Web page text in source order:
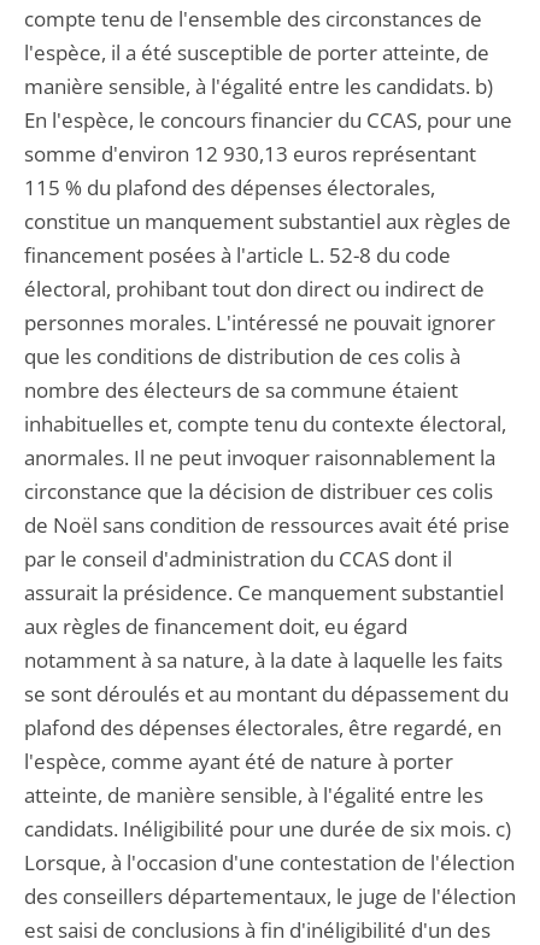
compte tenu de l'ensemble des circonstances de
l'espèce, il a été susceptible de porter atteinte, de
manière sensible, à l'égalité entre les candidats. b)
En l'espèce, le concours financier du CCAS, pour une
somme d'environ 12 930,13 euros représentant
115 % du plafond des dépenses électorales,
constitue un manquement substantiel aux règles de
financement posées à l'article L. 52-8 du code
électoral, prohibant tout don direct ou indirect de
personnes morales. L'intéressé ne pouvait ignorer
que les conditions de distribution de ces colis à
nombre des électeurs de sa commune étaient
inhabituelles et, compte tenu du contexte électoral,
anormales. Il ne peut invoquer raisonnablement la
circonstance que la décision de distribuer ces colis
de Noël sans condition de ressources avait été prise
par le conseil d'administration du CCAS dont il
assurait la présidence. Ce manquement substantiel
aux règles de financement doit, eu égard
notamment à sa nature, à la date à laquelle les faits
se sont déroulés et au montant du dépassement du
plafond des dépenses électorales, être regardé, en
l'espèce, comme ayant été de nature à porter
atteinte, de manière sensible, à l'égalité entre les
candidats. Inéligibilité pour une durée de six mois. c)
Lorsque, à l'occasion d'une contestation de l'élection
des conseillers départementaux, le juge de l'élection
est saisi de conclusions à fin d'inéligibilité d'un des